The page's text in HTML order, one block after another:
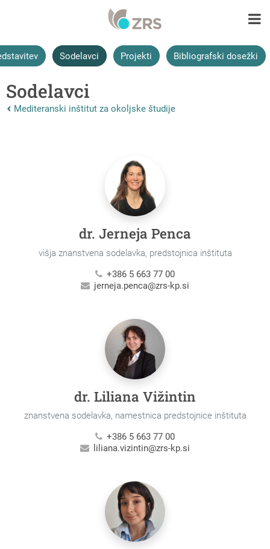
Sodelavci Projekti Bibliografski dosežki
Sodelavci
Nazaj na vrhnjo stran:
Mediteranski inštitut za okoljske študije
dr. Jerneja Penca
višja znanstvena sodelavka, predstojnica inštituta
+386 5 663 77 00
jerneja.penca@zrs-kp.si
dr. Liliana Vižintin
znanstvena sodelavka, namestnica predstojnice inštituta
+386 5 663 77 00
liliana.vizintin@zrs-kp.si